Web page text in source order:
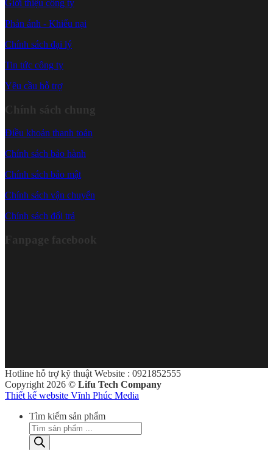
Giới thiệu công ty
Phản ánh - Khiếu nại
Chính sách đại lý
Tin tức công ty
Yêu cầu hỗ trợ
Chính sách chung
Điều khoản thanh toán
Chính sách bảo hành
Chính sách bảo mật
Chính sách vận chuyển
Chính sách đổi trả
Fanpage facebook
Hotline hỗ trợ kỹ thuật Website : 0921852555
Copyright 2026 © Lifu Tech Company
Thiết kế website Vĩnh Phúc Media
Tìm kiếm sản phẩm